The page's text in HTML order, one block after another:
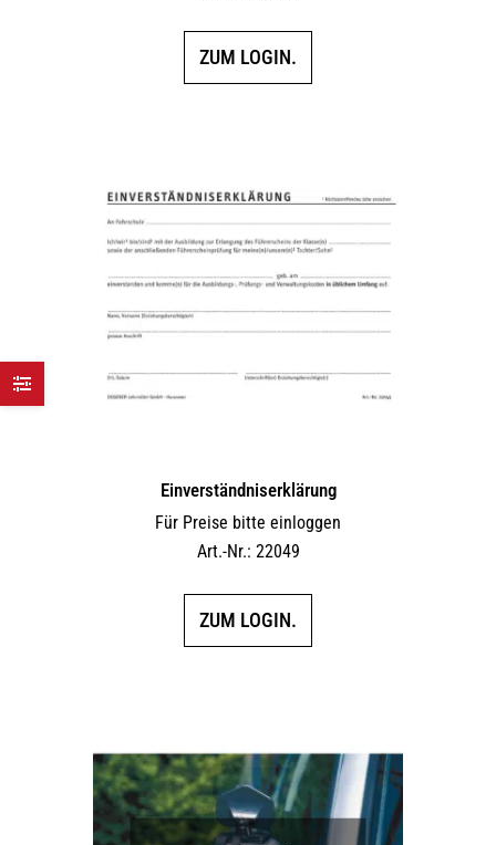
ZUM LOGIN.
Einverständniserklärung
Für Preise bitte einloggen
Art.-Nr.: 22049
ZUM LOGIN.